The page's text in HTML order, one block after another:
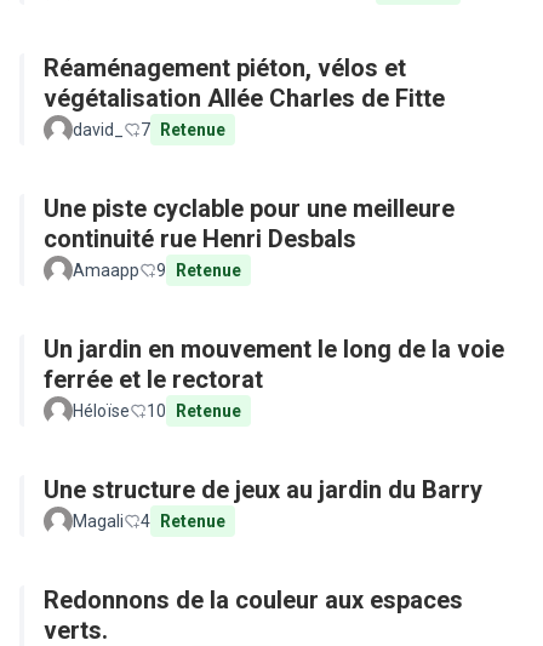
Réaménagement piéton, vélos et
végétalisation Allée Charles de Fitte
david_ 7 Retenue
Une piste cyclable pour une meilleure
continuité rue Henri Desbals
Amaapp 9 Retenue
Un jardin en mouvement le long de la voie
ferrée et le rectorat
Héloïse 10 Retenue
Une structure de jeux au jardin du Barry
Magali 4 Retenue
Redonnons de la couleur aux espaces
verts.